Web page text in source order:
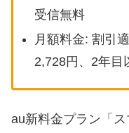
受信無料
月額料金: 割引
2,728円、2年目
au新料金プラン「